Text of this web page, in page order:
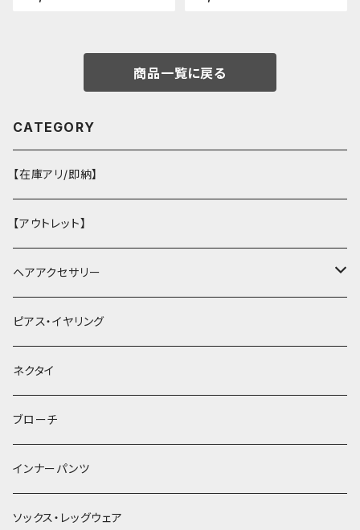
商品一覧に戻る
CATEGORY
【在庫アリ/即納】
【アウトレット】
ヘアアクセサリー
ヘアクリップ
ヘッドドレス・カチューシャ
ヘアゴム
簪
ピアス・イヤリング
ネクタイ
ブローチ
インナーパンツ
ソックス・レッグウェア